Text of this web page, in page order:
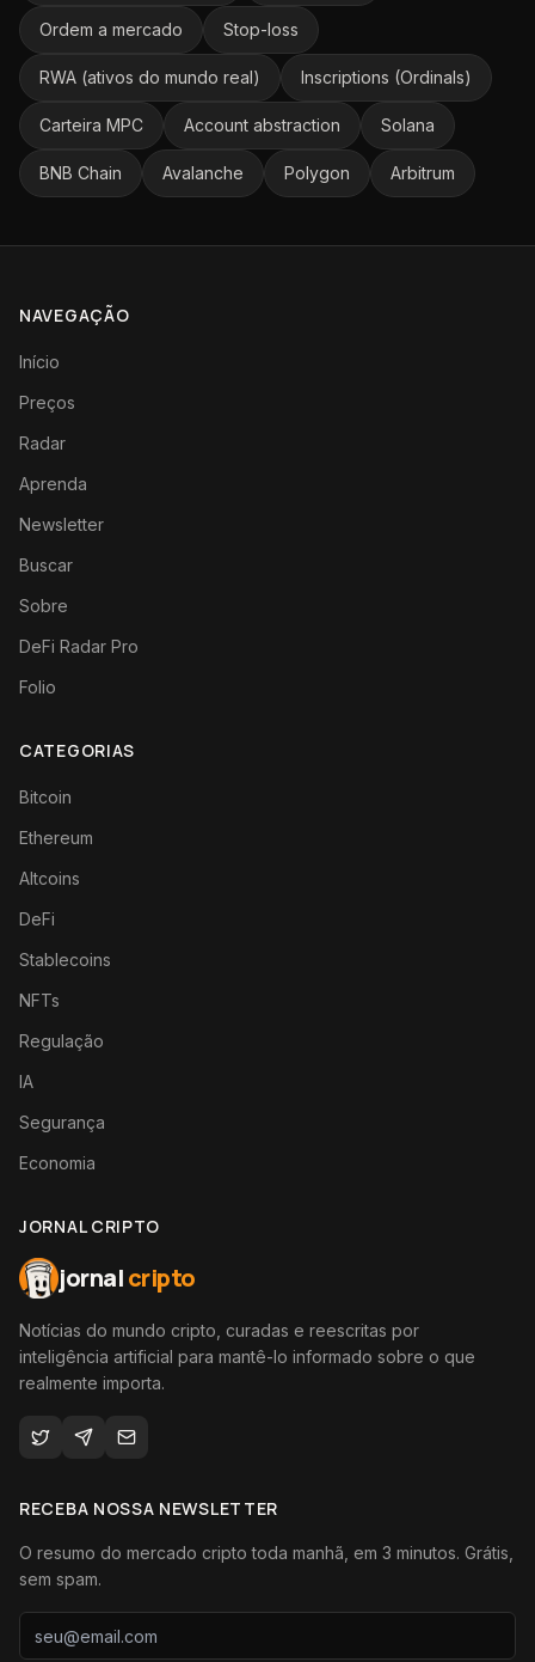
Ordem a mercado Stop-loss
RWA (ativos do mundo real) Inscriptions (Ordinals)
Carteira MPC Account abstraction Solana
BNB Chain Avalanche Polygon Arbitrum
NAVEGAÇÃO
Início
Preços
Radar
Aprenda
Newsletter
Buscar
Sobre
DeFi Radar Pro
Folio
CATEGORIAS
Bitcoin
Ethereum
Altcoins
DeFi
Stablecoins
NFTs
Regulação
IA
Segurança
Economia
JORNAL CRIPTO
jornalcripto
Notícias do mundo cripto, curadas e reescritas por
inteligência artificial para mantê-lo informado sobre o que
realmente importa.
RECEBA NOSSA NEWSLETTER
O resumo do mercado cripto toda manhã, em 3 minutos. Grátis,
sem spam.